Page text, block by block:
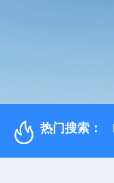
热门搜索：